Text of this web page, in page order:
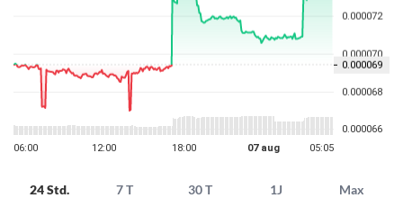
24 Std. 7 T 30 T 1J Max